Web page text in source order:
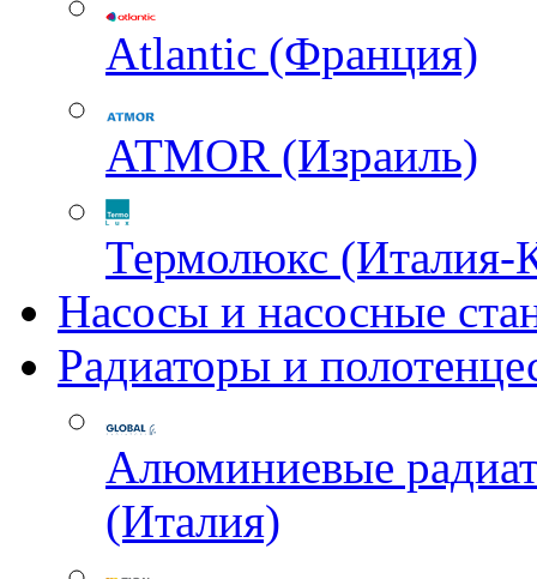
Atlantic (Франция)
ATMOR (Израиль)
Термолюкс (Италия-
Насосы и насосные
Радиаторы и
Алюминиевые
(Италия)